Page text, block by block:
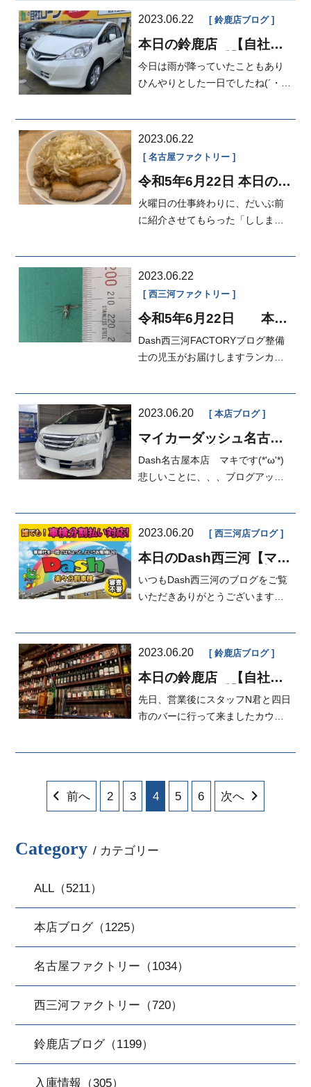
2023.06.22 鈴鹿店ブログ
本日の鈴鹿店 【自社ロ
割、車検分割
今日は雨が降っていたこともあり
ひんやりとした一日でしたね(´・
2023.06.22
名古屋ファクトリー
令和5年6月22日 本日の
火曜日の仕事終わりに、だいぶ前
に紹介させてもらった「ししま
2023.06.22
西三河ファクトリー
令和5年6月22日 本日
納車整備
Dash西三河FACTORYブログ整備
士の児玉がお届けしますランカー
2023.06.20 本店ブログ
マイカーダッシュ名古屋
Dash名古屋本店 マキです(*'ω'*)
悲しいことに、、、ブログアップ
2023.06.20 西三河店ブログ
本日のDash西三河【マイ
ーン】【車検・鈑金・修
理も自社ローン】
いつもDash西三河のブログをご覧
いただきありがとうございます！
2023.06.20 鈴鹿店ブログ
本日の鈴鹿店 【自社ロ
割、車検分割
先日、営業後にスタッフN君と四日
市のバーに行って来ましたカウン
前へ 2 3 4 5 6 次へ
Category / カテゴリー
ALL（5211）
本店ブログ（1225）
名古屋ファクトリー（1034）
西三河ファクトリー（720）
鈴鹿店ブログ（1199）
入庫情報（305）